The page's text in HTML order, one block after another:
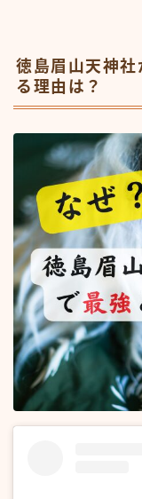
徳島眉山天神
る理由は？